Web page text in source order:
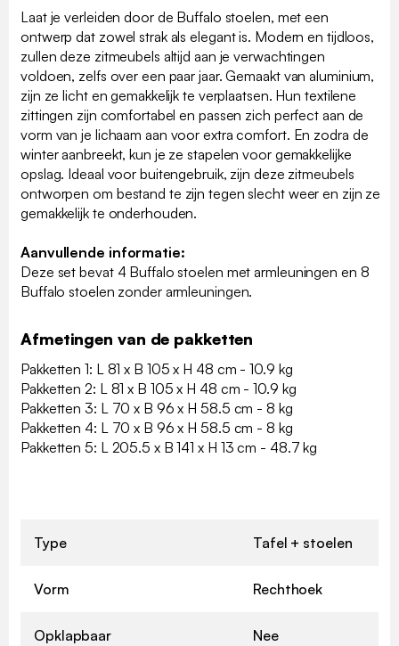
Laat je verleiden door de Buffalo stoelen, met een
ontwerp dat zowel strak als elegant is. Modern en tijdloos,
zullen deze zitmeubels altijd aan je verwachtingen
voldoen, zelfs over een paar jaar. Gemaakt van aluminium,
zijn ze licht en gemakkelijk te verplaatsen. Hun textilene
zittingen zijn comfortabel en passen zich perfect aan de
vorm van je lichaam aan voor extra comfort. En zodra de
winter aanbreekt, kun je ze stapelen voor gemakkelijke
opslag. Ideaal voor buitengebruik, zijn deze zitmeubels
ontworpen om bestand te zijn tegen slecht weer en zijn ze
gemakkelijk te onderhouden.
Aanvullende informatie:
Deze set bevat 4 Buffalo stoelen met armleuningen en 8
Buffalo stoelen zonder armleuningen.
Afmetingen van de pakketten
Pakketten 1: L 81 x B 105 x H 48 cm - 10.9 kg
Pakketten 2: L 81 x B 105 x H 48 cm - 10.9 kg
Pakketten 3: L 70 x B 96 x H 58.5 cm - 8 kg
Pakketten 4: L 70 x B 96 x H 58.5 cm - 8 kg
Pakketten 5: L 205.5 x B 141 x H 13 cm - 48.7 kg
Type Tafel + stoelen
Vorm Rechthoek
Opklapbaar Nee